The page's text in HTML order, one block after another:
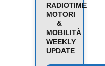
RADIOTIME
MOTORI
&
MOBILITÀ
WEEKLY
UPDATE